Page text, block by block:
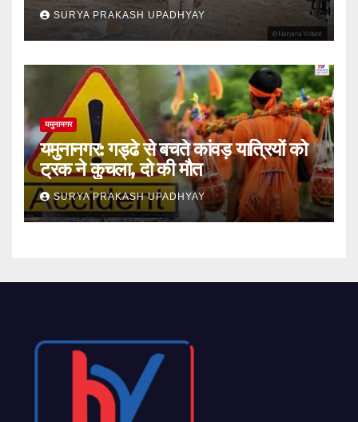
SURYA PRAKASH UPADHYAY
यमुनानगर
यमुनानगर: गड्ढे से बचते कांवड़ यात्रियों को
ट्रक ने कुचला, दो की मौत
SURYA PRAKASH UPADHYAY